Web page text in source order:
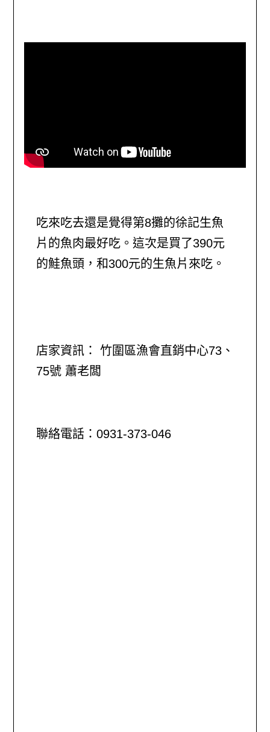
吃來吃去還是覺得第8攤的徐記生魚
片的魚肉最好吃。這次是買了390元
的鮭魚頭，和300元的生魚片來吃。
店家資訊： 竹圍區漁會直銷中心73、
75號 蕭老闆
聯絡電話：0931-373-046